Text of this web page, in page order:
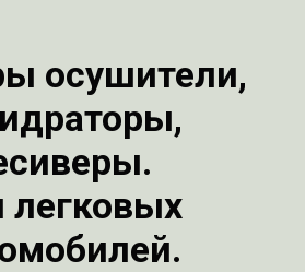
осушители,
легковых